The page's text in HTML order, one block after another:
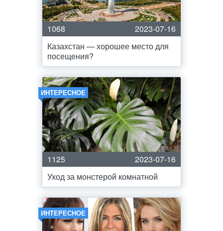
1068
2023-07-16
Казахстан — хорошее место для
посещения?
ИНТЕРЕСНОЕ
1125
2023-07-16
Уход за монстерой комнатной
ИНТЕРЕСНОЕ